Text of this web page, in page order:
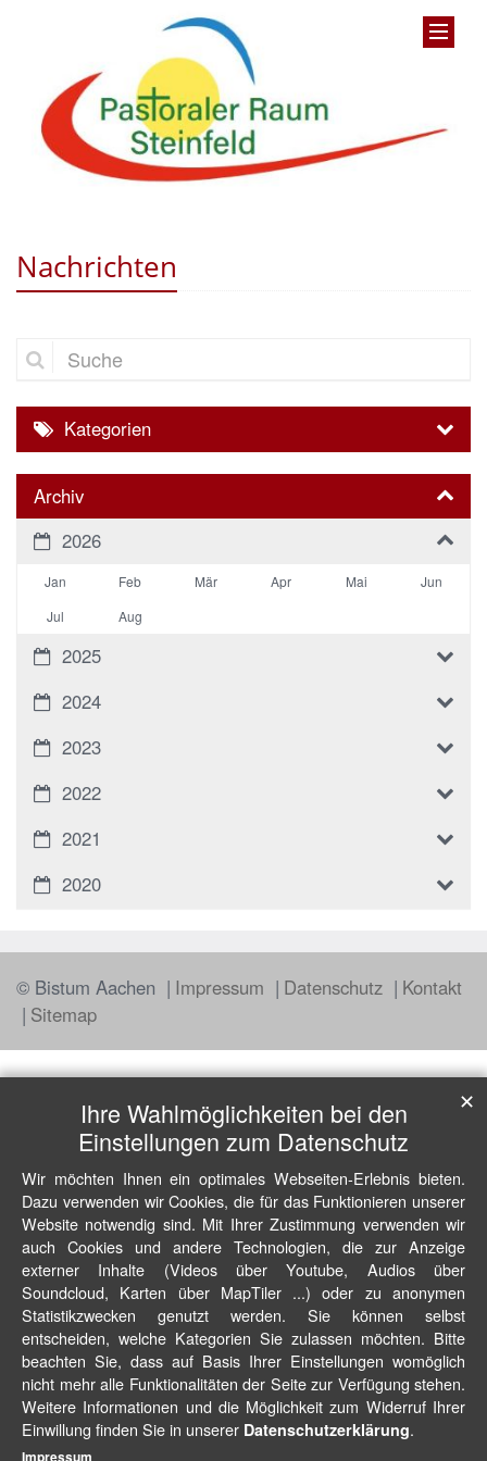
Nachrichten
Suche
Kategorien
Archiv
2026
Jan Feb Mär Apr Mai
Jun
Jul
Aug
2025
2024
2023
2022
2021
2020
© Bistum Aachen Impressum Datenschutz
Kontakt
Sitemap
Ihre Wahlmöglichkeiten bei den
Einstellungen zum Datenschutz
Wir möchten Ihnen ein optimales Webseiten-Erlebnis bieten.
Dazu verwenden wir Cookies, die für das Funktionieren unserer
Website notwendig sind. Mit Ihrer Zustimmung verwenden wir
auch Cookies und andere Technologien, die zur Anzeige
externer Inhalte (Videos über Youtube, Audios über
Soundcloud, Karten über MapTiler ...) oder zu anonymen
Statistikzwecken genutzt werden. Sie können selbst
entscheiden, welche Kategorien Sie zulassen möchten. Bitte
beachten Sie, dass auf Basis Ihrer Einstellungen womöglich
nicht mehr alle Funktionalitäten der Seite zur Verfügung stehen.
Weitere Informationen und die Möglichkeit zum Widerruf Ihrer
Einwillung finden Sie in unserer Datenschutzerklärung.
✕
Impressum